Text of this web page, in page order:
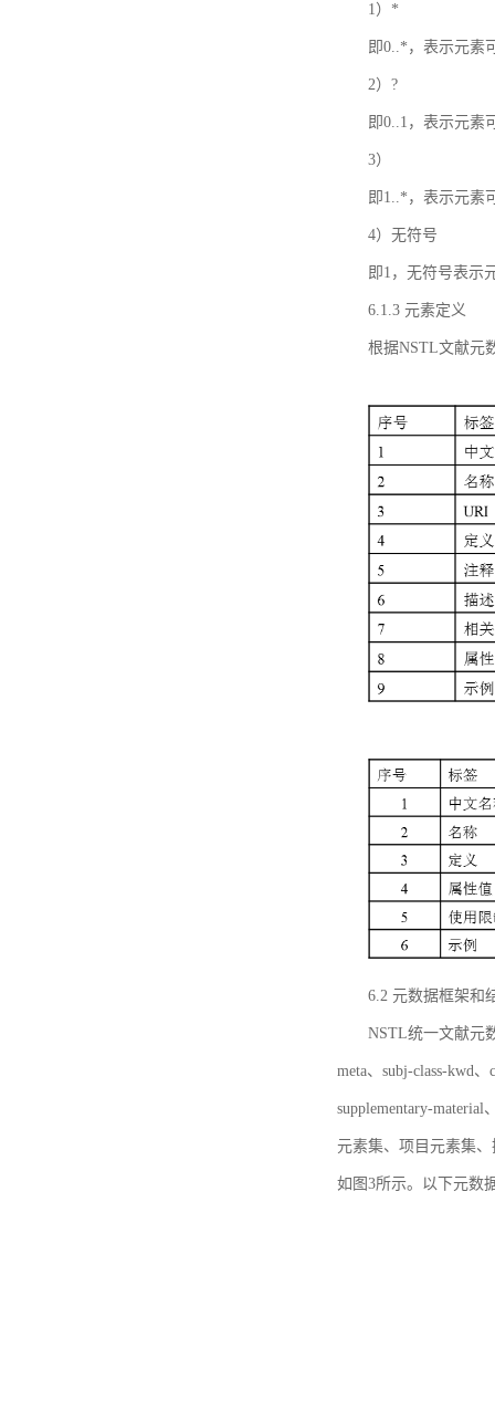
1）*
即0..*，表示元素
2）?
即0..1，表示元素
3）
即1..*，表示元素
4）无符号
即1，无符号表示
6.1.3 元素定义
根据NSTL文献元
6.2 元数据框架和
NSTL统一文献元
meta、subj-class-kwd
supplementary-
元素集、项目元素集
如图3所示。以下元数